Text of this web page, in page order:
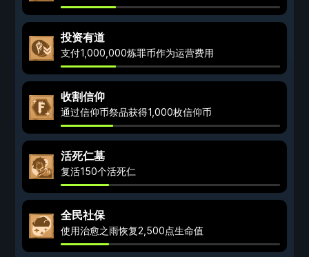
投资有道
支付1,000,000炼罪币作为运营费用
收割信仰
通过信仰币祭品获得1,000枚信仰币
活死仁墓
复活150个活死仁
全民社保
使用治愈之雨恢复2,500点生命值